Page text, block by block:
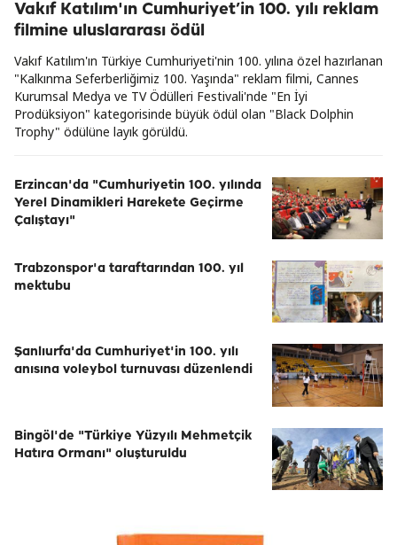
Vakıf Katılım'ın Cumhuriyet’in 100. yılı reklam
filmine uluslararası ödül
Vakıf Katılım'ın Türkiye Cumhuriyeti'nin 100. yılına özel hazırlanan
"Kalkınma Seferberliğimiz 100. Yaşında" reklam filmi, Cannes
Kurumsal Medya ve TV Ödülleri Festivali'nde "En İyi
Prodüksiyon" kategorisinde büyük ödül olan "Black Dolphin
Trophy" ödülüne layık görüldü.
Erzincan'da "Cumhuriyetin 100. yılında
Yerel Dinamikleri Harekete Geçirme
Çalıştayı"
Trabzonspor'a taraftarından 100. yıl
mektubu
Şanlıurfa'da Cumhuriyet'in 100. yılı
anısına voleybol turnuvası düzenlendi
Bingöl'de "Türkiye Yüzyılı Mehmetçik
Hatıra Ormanı" oluşturuldu